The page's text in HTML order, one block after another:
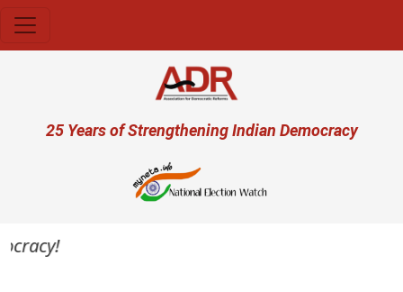
User account menu
25 Years of Strengthening Indian Democracy